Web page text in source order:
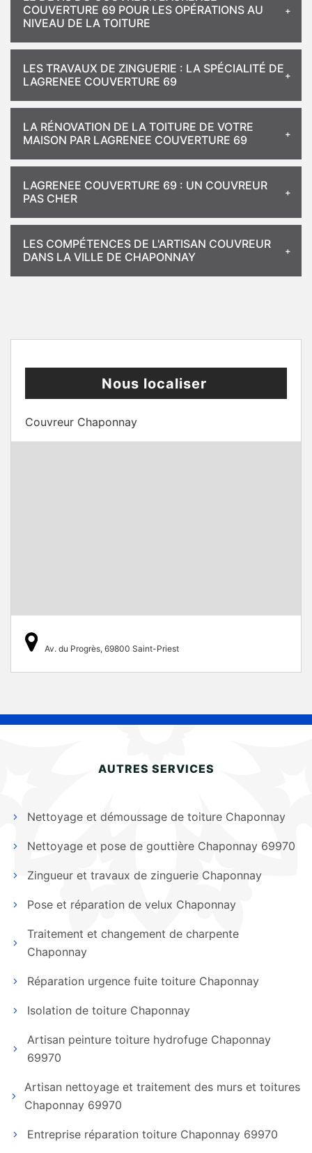
COUVERTURE 69 POUR LES OPÉRATIONS AU
NIVEAU DE LA TOITURE
LES TRAVAUX DE ZINGUERIE : LA SPÉCIALITÉ DE
LAGRENEE COUVERTURE 69
LA RÉNOVATION DE LA TOITURE DE VOTRE
MAISON PAR LAGRENEE COUVERTURE 69
LAGRENEE COUVERTURE 69 : UN COUVREUR
PAS CHER
LES COMPÉTENCES DE L'ARTISAN COUVREUR
DANS LA VILLE DE CHAPONNAY
Nous localiser
Couvreur Chaponnay
Av. du Progrès, 69800 Saint-Priest
AUTRES SERVICES
Nettoyage et démoussage de toiture Chaponnay
Nettoyage et pose de gouttière Chaponnay 69970
Zingueur et travaux de zinguerie Chaponnay
Pose et réparation de velux Chaponnay
Traitement et changement de charpente
Chaponnay
Réparation urgence fuite toiture Chaponnay
Isolation de toiture Chaponnay
Artisan peinture toiture hydrofuge Chaponnay
69970
Artisan nettoyage et traitement des murs et toitures
Chaponnay 69970
Entreprise réparation toiture Chaponnay 69970